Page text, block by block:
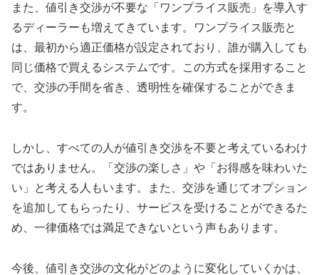
また、値引き交渉が不要な「ワンプライス販売」を導入す
るディーラーも増えてきています。ワンプライス販売と
は、最初から適正価格が設定されており、誰が購入しても
同じ価格で買えるシステムです。この方式を採用すること
で、交渉の手間を省き、透明性を確保することができま
す。
しかし、すべての人が値引き交渉を不要と考えているわけ
ではありません。「交渉の楽しさ」や「お得感を味わいた
い」と考える人もいます。また、交渉を通じてオプション
を追加してもらったり、サービスを受けることができるた
め、一律価格では満足できないという声もあります。
今後、値引き交渉の文化がどのように変化していくかは、